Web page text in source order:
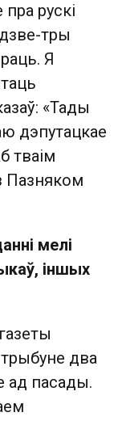
рускі
тры
Я
«Тады
дэпутацкае
тваім
Пазняком
мелі
іншых
два
ад пасады.